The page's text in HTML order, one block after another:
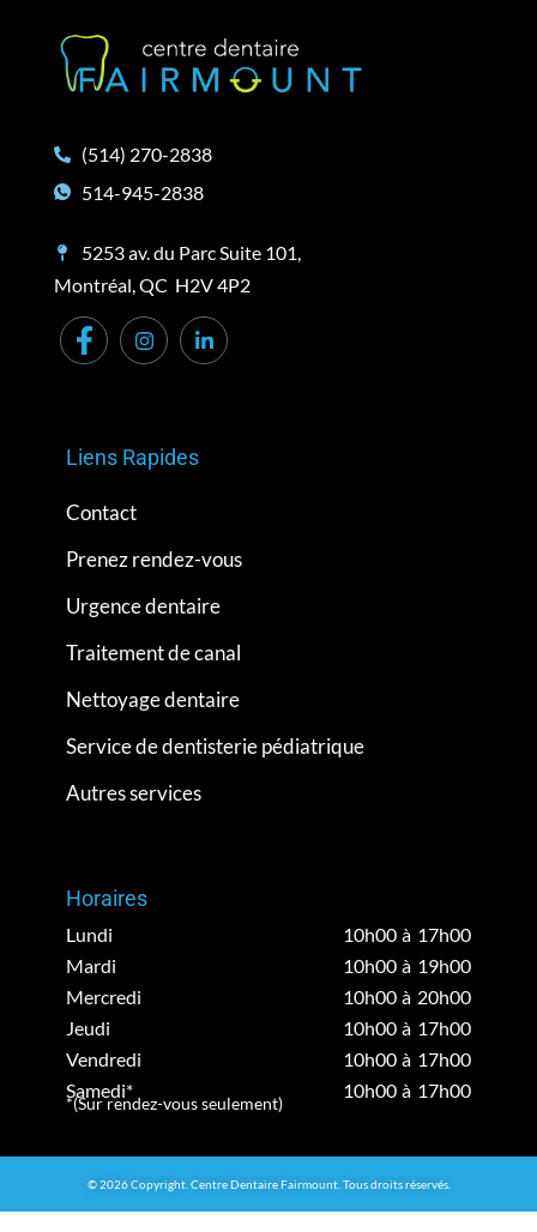
(514) 270-2838
514-945-2838
5253 av. du Parc Suite 101,
Montréal, QC H2V 4P2
Liens Rapides
Contact
Prenez rendez-vous
Urgence dentaire
Traitement de canal
Nettoyage dentaire
Service de dentisterie pédiatrique
Autres services
Horaires
Lundi
10h00 à 17h00
Mardi
10h00 à 19h00
Mercredi
10h00 à 20h00
Jeudi
10h00 à 17h00
Vendredi
10h00 à 17h00
Samedi*
10h00 à 17h00
*(Sur rendez-vous seulement)
© 2026 Copyright. Centre Dentaire Fairmount. Tous droits réservés.